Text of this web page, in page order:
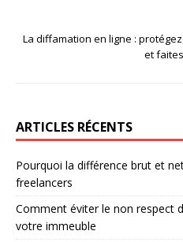
La diffamation en ligne :
et
ARTICLES RÉCENTS
Pourquoi la différence brut et
freelancers
Comment éviter le non respect
votre immeuble